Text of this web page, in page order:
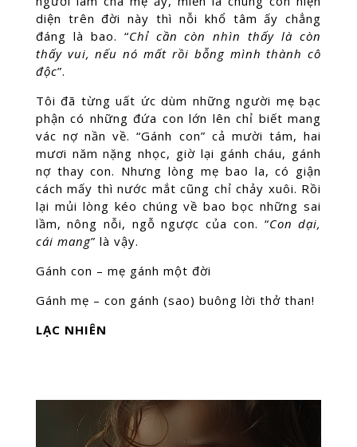
diện trên đời này thì nỗi khổ tâm ấy chẳng
đáng là bao. “Chỉ cần còn nhìn thấy là còn
thấy vui, nếu nó mất rồi bỗng mình thành cô
độc”.
Tôi đã từng uất ức dùm những người mẹ bạc
phận có những đứa con lớn lên chỉ biết mang
vác nợ nần về. “Gánh con” cả mười tám, hai
mươi năm nặng nhọc, giờ lại gánh cháu, gánh
nợ thay con. Nhưng lòng mẹ bao la, có giận
cách mấy thì nước mắt cũng chỉ chảy xuôi. Rồi
lại mủi lòng kéo chúng về bao bọc những sai
lầm, nông nỗi, ngỗ ngược của con. “Con dại,
cái mang” là vậy.
Gánh con – mẹ gánh một đời
Gánh mẹ – con gánh (sao) buông lời thở than!
LẠC NHIÊN